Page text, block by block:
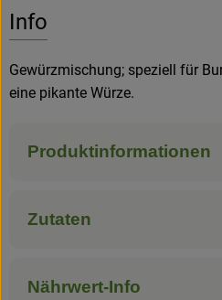
Hofladen
Info
Gewürzmischung; speziell für
eine pikante Würze.
Produktinformationen
Zutaten
Nährwert-Info